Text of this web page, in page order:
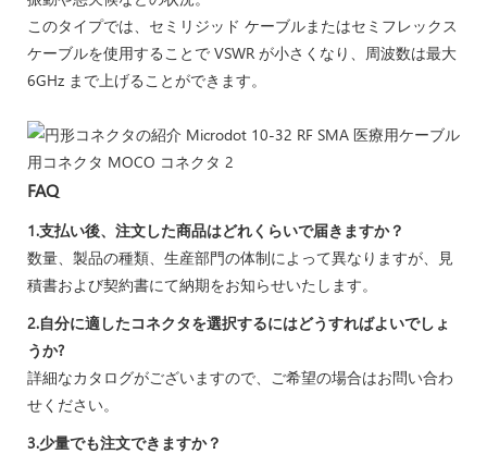
このタイプでは、セミリジッド ケーブルまたはセミフレックス
ケーブルを使用することで VSWR が小さくなり、周波数は最大
6GHz まで上げることができます。
FAQ
1.支払い後、注文した商品はどれくらいで届きますか？
数量、製品の種類、生産部門の体制によって異なりますが、見
積書および契約書にて納期をお知らせいたします。
2.自分に適したコネクタを選択するにはどうすればよいでしょ
うか?
詳細なカタログがございますので、ご希望の場合はお問い合わ
せください。
3.少量でも注文できますか？